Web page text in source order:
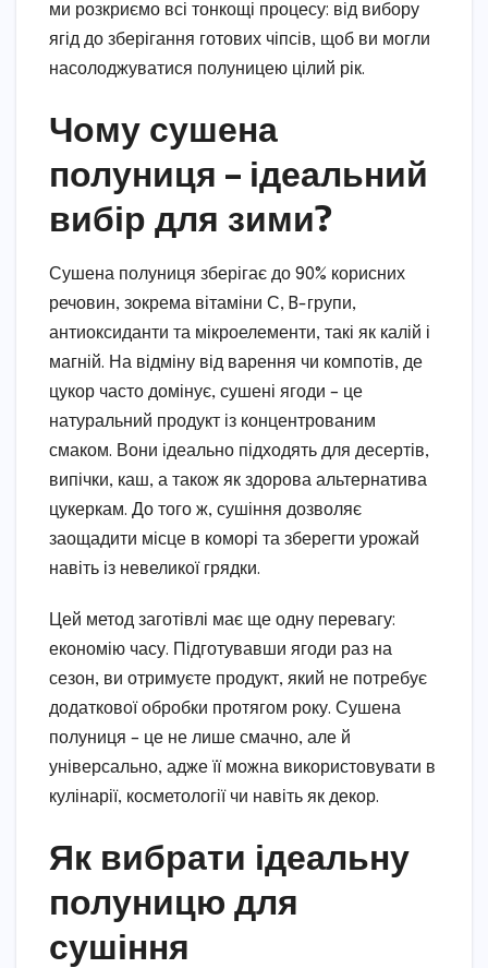
ми розкриємо всі тонкощі процесу: від вибору
ягід до зберігання готових чіпсів, щоб ви могли
насолоджуватися полуницею цілий рік.
Чому сушена
полуниця – ідеальний
вибір для зими?
Сушена полуниця зберігає до 90% корисних
речовин, зокрема вітаміни С, B-групи,
антиоксиданти та мікроелементи, такі як калій і
магній. На відміну від варення чи компотів, де
цукор часто домінує, сушені ягоди – це
натуральний продукт із концентрованим
смаком. Вони ідеально підходять для десертів,
випічки, каш, а також як здорова альтернатива
цукеркам. До того ж, сушіння дозволяє
заощадити місце в коморі та зберегти урожай
навіть із невеликої грядки.
Цей метод заготівлі має ще одну перевагу:
економію часу. Підготувавши ягоди раз на
сезон, ви отримуєте продукт, який не потребує
додаткової обробки протягом року. Сушена
полуниця – це не лише смачно, але й
універсально, адже її можна використовувати в
кулінарії, косметології чи навіть як декор.
Як вибрати ідеальну
полуницю для
сушіння